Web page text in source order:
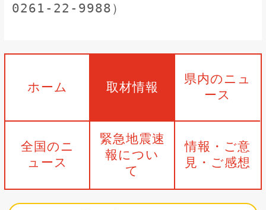
0261-22-9988）
ホーム 取材情報
県内のニュ
ース
全国のニ
ュース
緊急地震速
報につい
て
情報・ご意
見・ご感想